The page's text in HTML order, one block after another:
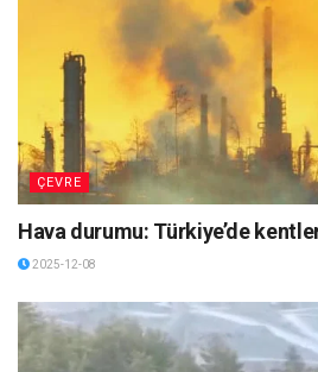
ÇEVRE
Hava durumu: Türkiye’de
2025-12-08